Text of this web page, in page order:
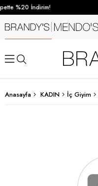
%20 İndirim!
Anasayfa KADIN İç Giyim